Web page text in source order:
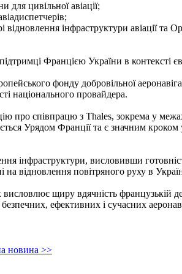
для цивільної авіації;
інфраструктури авіації та
Францією України в контексті
фонду добровільної
національного провайдера.
про співпрацю з Thales, зокрема у
Урядом Франції та є значним кроком
інфраструктури, висловивши
на відновлення повітряного руху в
щиру вдячність французькій
ефективних і сучасних
новина >>